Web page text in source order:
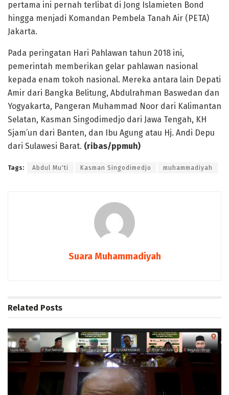
pertama ini pernah terlibat di Jong Islamieten Bond
hingga menjadi Komandan Pembela Tanah Air (PETA)
Jakarta.
Pada peringatan Hari Pahlawan tahun 2018 ini,
pemerintah memberikan gelar pahlawan nasional
kepada enam tokoh nasional. Mereka antara lain Depati
Amir dari Bangka Belitung, Abdulrahman Baswedan dan
Yogyakarta, Pangeran Muhammad Noor dari Kalimantan
Selatan, Kasman Singodimedjo dari Jawa Tengah, KH
Sjam’un dari Banten, dan Ibu Agung atau Hj. Andi Depu
dari Sulawesi Barat. (ribas/ppmuh)
Tags: Abdul Mu'ti Kasman Singodimedjo muhammadiyah
Suara Muhammadiyah
Related Posts